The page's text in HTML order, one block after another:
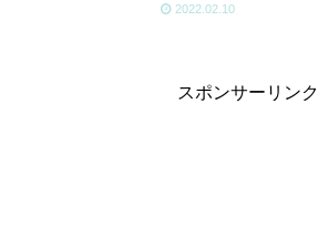
2022.02.10
スポンサーリンク